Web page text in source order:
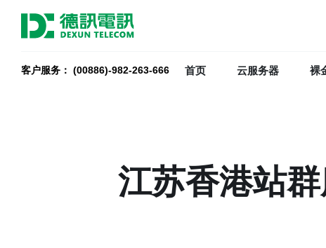
客户服务： (00886)-982-263-666 首页 云服务器 裸
江苏香港站